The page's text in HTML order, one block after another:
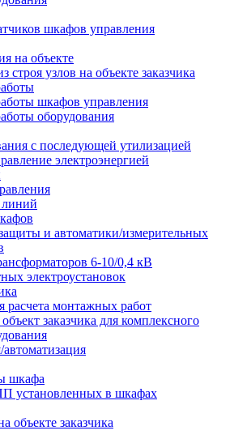
шкафов управления
на объекте
узлов на объекте заказчика
шкафов управления
оборудования
с последующей утилизацией
электроэнергией
и автоматики/измерительных
6-10/0,4 кВ
электроустановок
расчета монтажных работ
заказчика для комплексного
шкафа
установленных в шкафах
заказчика